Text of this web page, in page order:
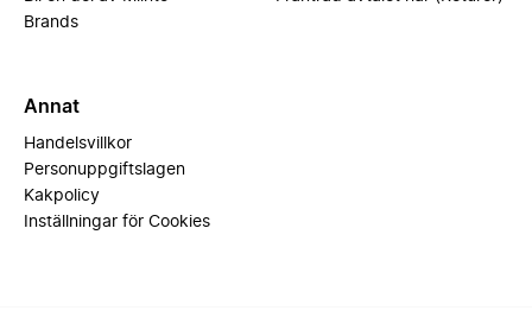
Brands
Annat
Handelsvillkor
Personuppgiftslagen
Kakpolicy
Inställningar för Cookies